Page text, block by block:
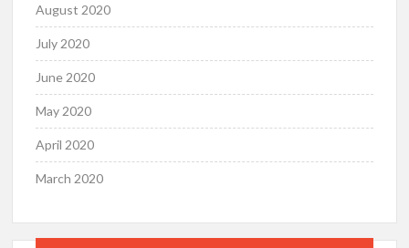
August 2020
July 2020
June 2020
May 2020
April 2020
March 2020